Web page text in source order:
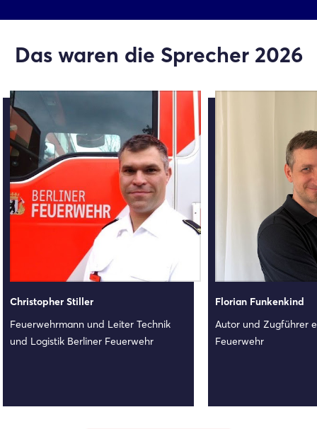
Das waren die Sprecher 2026
Christopher Stiller
Feuerwehrmann und Leiter Technik
und Logistik Berliner Feuerwehr
Florian Funkenkind
Autor und Zugführer
Feuerwehr